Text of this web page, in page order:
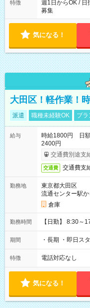
特徴
週1日からOK / 日
募集
気になる！
大田区！軽作業！
派遣 職種未経験OK ブラ
給与
時給1800円 日
2400円
交通費別途支
交通費 交通費支
勤務地
東京都大田区
流通センター駅
倉庫
勤務時間 【日勤】 8:30～
期間 ・長期 ・即日ス
特徴 電話対応なし
気になる！